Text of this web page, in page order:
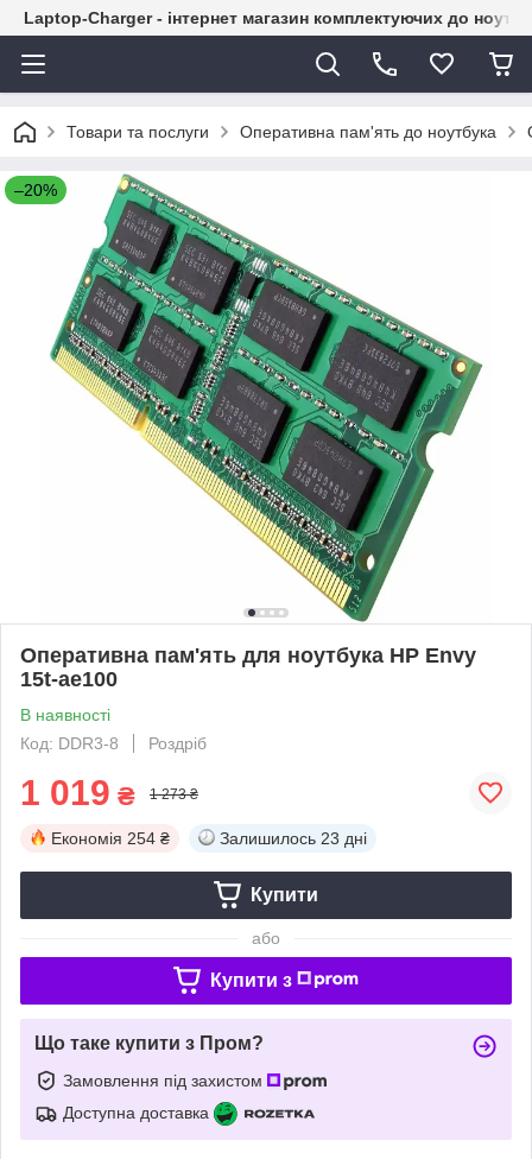
Laptop-Charger - інтернет магазин комплектуючих до
Товари та послуги Оперативна пам'ять до ноутбука
–20%
Оперативна пам'ять для ноутбука HP Envy
15t-ae100
В наявності
Код: DDR3-8
Роздріб
1 019 ₴ 1 273 ₴
Економія 254 ₴ Залишилось 23 дні
Купити
або
Купити з
Що таке купити з Пром?
Замовлення під захистом
Доступна доставка